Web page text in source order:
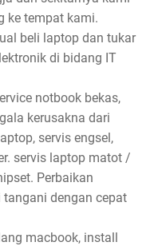
ke tempat kami.
beli laptop dan tukar
di bidang IT
notbook bekas,
kerusakna dari
servis engsel,
servis laptop matot /
Perbaikan
dengan cepat
macbook, install